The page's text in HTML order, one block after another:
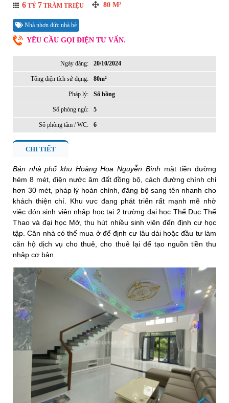
6 TỶ 7 TRĂM TRIỆU 80 M²
Nhà nhơn đức nhà bè
YÊU CẦU GỌI ĐIỆN TƯ VẤN.
Ngày đăng: 20/10/2024
Tổng diện tích sử dụng: 80m²
Pháp lý: Sổ hồng
Số phòng ngủ: 5
Số phòng tắm / WC: 6
CHI TIẾT
Bán nhà phố khu Hoàng Hoa Nguyễn Bình mặt tiền đường
hẻm 8 mét, điện nước âm đất đồng bộ, cách đường chính chỉ
hơn 30 mét, pháp lý hoàn chỉnh, đăng bộ sang tên nhanh cho
khách thiện chí. Khu vưc đang phát triển rất mạnh mẽ nhờ
việc đón sinh viên nhập học tại 2 trường đại học Thể Dục Thể
Thao và đại học Mở, thu hút nhiều sinh viên đến định cư học
tập. Căn nhà có thể mua ở để định cư lâu dài hoặc đầu tư làm
căn hộ dịch vụ cho thuê, cho thuê lại để tạo nguồn tiền thu
nhập cơ bản.